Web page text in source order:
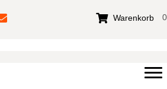
Warenkorb 0